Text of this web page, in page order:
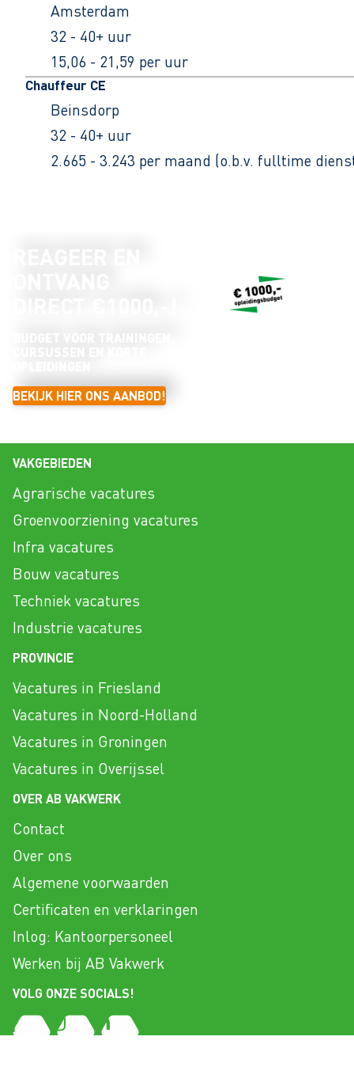
Amsterdam
32 - 40+ uur
15,06 - 21,59 per uur
Chauffeur CE
Beinsdorp
32 - 40+ uur
2.665 - 3.243 per maand (o.b.v. fulltime
BEKIJK HIER ONS AANBOD!
VAKGEBIEDEN
Agrarische vacatures
Groenvoorziening vacatures
Infra vacatures
Bouw vacatures
Techniek vacatures
Industrie vacatures
PROVINCIE
Vacatures in Friesland
Vacatures in Noord-Holland
Vacatures in Groningen
Vacatures in Overijssel
OVER AB VAKWERK
Contact
Over ons
Algemene voorwaarden
Certificaten en verklaringen
Inlog: Kantoorpersoneel
Werken bij AB Vakwerk
VOLG ONZE SOCIALS!